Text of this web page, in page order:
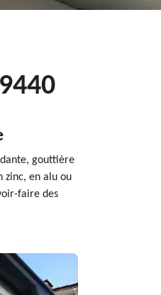
gouttière
zinc, en alu ou
faire des